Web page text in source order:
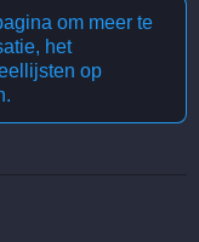
om meer te
het
op
.